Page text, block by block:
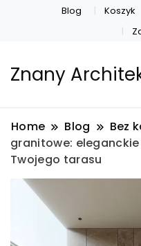
Blog Koszyk
Znany
Home Blog Bez
granitowe:
Twojego tarasu